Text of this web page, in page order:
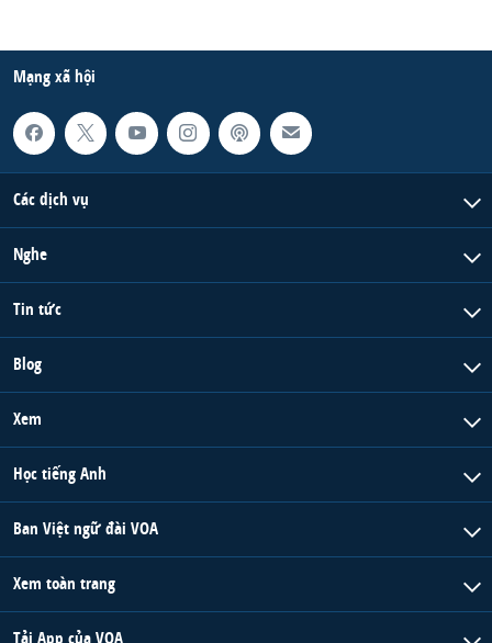
Mạng xã hội
Các dịch vụ
Nghe
Tin tức
Blog
Xem
Học tiếng Anh
Ban Việt ngữ đài VOA
Xem toàn trang
Tải App của VOA